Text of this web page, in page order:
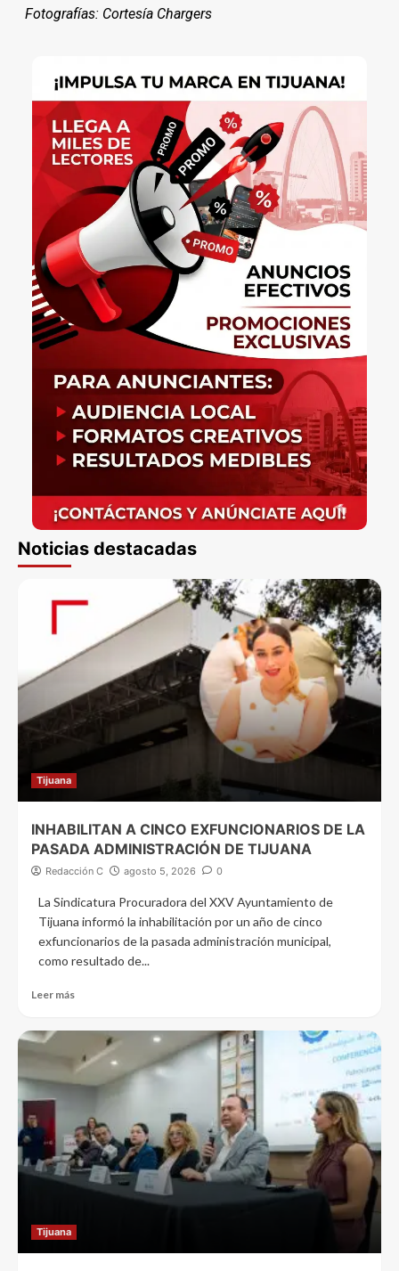
Fotografías: Cortesía Chargers
Noticias destacadas
Tijuana
INHABILITAN A CINCO EXFUNCIONARIOS DE LA
PASADA ADMINISTRACIÓN DE TIJUANA
Redacción C agosto 5, 2026 0
La Sindicatura Procuradora del XXV Ayuntamiento de
Tijuana informó la inhabilitación por un año de cinco
exfuncionarios de la pasada administración municipal,
como resultado de...
Leer más
Tijuana